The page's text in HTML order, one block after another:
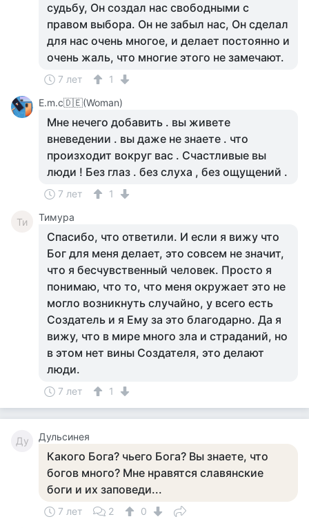
судьбу, Он создал нас свободными с
правом выбора. Он не забыл нас, Он сделал
для нас очень многое, и делает постоянно и
очень жаль, что многие этого не замечают.
7 лет
1
Е.m.c🇩🇪(Woman)
Мне нечего добавить . вы живете
вневедении . вы даже не знаете . что
произходит вокруг вас . Счастливые вы
люди ! Без глаз . без слуха , без ощущений .
7 лет 1
Ти Тимура
Спасибо, что ответили. И если я вижу что
Бог для меня делает, это совсем не значит,
что я бесчувственный человек. Просто я
понимаю, что то, что меня окружает это не
могло возникнуть случайно, у всего есть
Создатель и я Ему за это благодарно. Да я
вижу, что в мире много зла и страданий, но
в этом нет вины Создателя, это делают
люди.
7 лет 1
Ду Дульсинея
Какого Бога? чьего Бога? Вы знаете, что
богов много? Мне нравятся славянские
боги и их заповеди...
7 лет 2 0